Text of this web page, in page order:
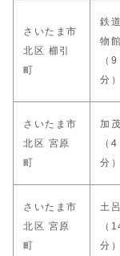
さいたま市
北区 櫛引
町
鉄
物館
（9
分）
さいたま市
北区 宮原
町
加
（4
分）
さいたま市
北区 宮原
町
土呂
（
分）